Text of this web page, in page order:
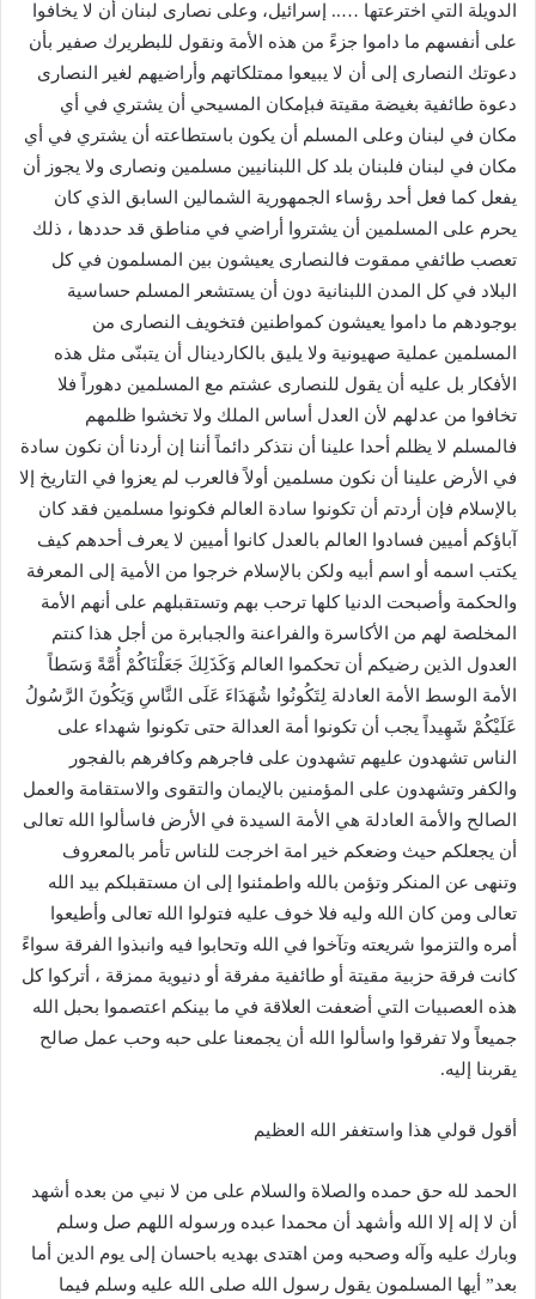
الدويلة التي اخترعتها ….. إسرائيل، وعلى نصارى لبنان أن لا يخافوا
على أنفسهم ما داموا جزءً من هذه الأمة ونقول للبطريرك صفير بأن
دعوتك النصارى إلى أن لا يبيعوا ممتلكاتهم وأراضيهم لغير النصارى
دعوة طائفية بغيضة مقيتة فبإمكان المسيحي أن يشتري في أي
مكان في لبنان وعلى المسلم أن يكون باستطاعته أن يشتري في أي
مكان في لبنان فلبنان بلد كل اللبنانيين مسلمين ونصارى ولا يجوز أن
يفعل كما فعل أحد رؤساء الجمهورية الشمالين السابق الذي كان
يحرم على المسلمين أن يشتروا أراضي في مناطق قد حددها ، ذلك
تعصب طائفي ممقوت فالنصارى يعيشون بين المسلمون في كل
البلاد في كل المدن اللبنانية دون أن يستشعر المسلم حساسية
بوجودهم ما داموا يعيشون كمواطنين فتخويف النصارى من
المسلمين عملية صهيونية ولا يليق بالكاردينال أن يتبنّى مثل هذه
الأفكار بل عليه أن يقول للنصارى عشتم مع المسلمين دهوراً فلا
تخافوا من عدلهم لأن العدل أساس الملك ولا تخشوا ظلمهم
فالمسلم لا يظلم أحدا علينا أن نتذكر دائماً أننا إن أردنا أن نكون سادة
في الأرض علينا أن نكون مسلمين أولاً فالعرب لم يعزوا في التاريخ إلا
بالإسلام فإن أردتم أن تكونوا سادة العالم فكونوا مسلمين فقد كان
آباؤكم أميين فسادوا العالم بالعدل كانوا أميين لا يعرف أحدهم كيف
يكتب اسمه أو اسم أبيه ولكن بالإسلام خرجوا من الأمية إلى المعرفة
والحكمة وأصبحت الدنيا كلها ترحب بهم وتستقبلهم على أنهم الأمة
المخلصة لهم من الأكاسرة والفراعنة والجبابرة من أجل هذا كنتم
العدول الذين رضيكم أن تحكموا العالم وَكَذَلِكَ جَعَلْنَاكُمْ أُمَّةً وَسَطاً
الأمة الوسط الأمة العادلة لِتَكُونُوا شُهَدَاءَ عَلَى النَّاسِ وَيَكُونَ الرَّسُولُ
عَلَيْكُمْ شَهِيداً يجب أن تكونوا أمة العدالة حتى تكونوا شهداء على
الناس تشهدون عليهم تشهدون على فاجرهم وكافرهم بالفجور
والكفر وتشهدون على المؤمنين بالإيمان والتقوى والاستقامة والعمل
الصالح والأمة العادلة هي الأمة السيدة في الأرض فاسألوا الله تعالى
أن يجعلكم حيث وضعكم خير امة اخرجت للناس تأمر بالمعروف
وتنهى عن المنكر وتؤمن بالله واطمئنوا إلى ان مستقبلكم بيد الله
تعالى ومن كان الله وليه فلا خوف عليه فتولوا الله تعالى وأطيعوا
أمره والتزموا شريعته وتآخوا في الله وتحابوا فيه وانبذوا الفرقة سواءً
كانت فرقة حزبية مقيتة أو طائفية مفرقة أو دنيوية ممزقة ، أتركوا كل
هذه العصبيات التي أضعفت العلاقة في ما بينكم اعتصموا بحبل الله
جميعاً ولا تفرقوا واسألوا الله أن يجمعنا على حبه وحب عمل صالح
يقربنا إليه.
أقول قولي هذا واستغفر الله العظيم
الحمد لله حق حمده والصلاة والسلام على من لا نبي من بعده أشهد
أن لا إله إلا الله وأشهد أن محمدا عبده ورسوله اللهم صل وسلم
وبارك عليه وآله وصحبه ومن اهتدى بهديه باحسان إلى يوم الدين أما
بعد” أيها المسلمون يقول رسول الله صلى الله عليه وسلم فيما